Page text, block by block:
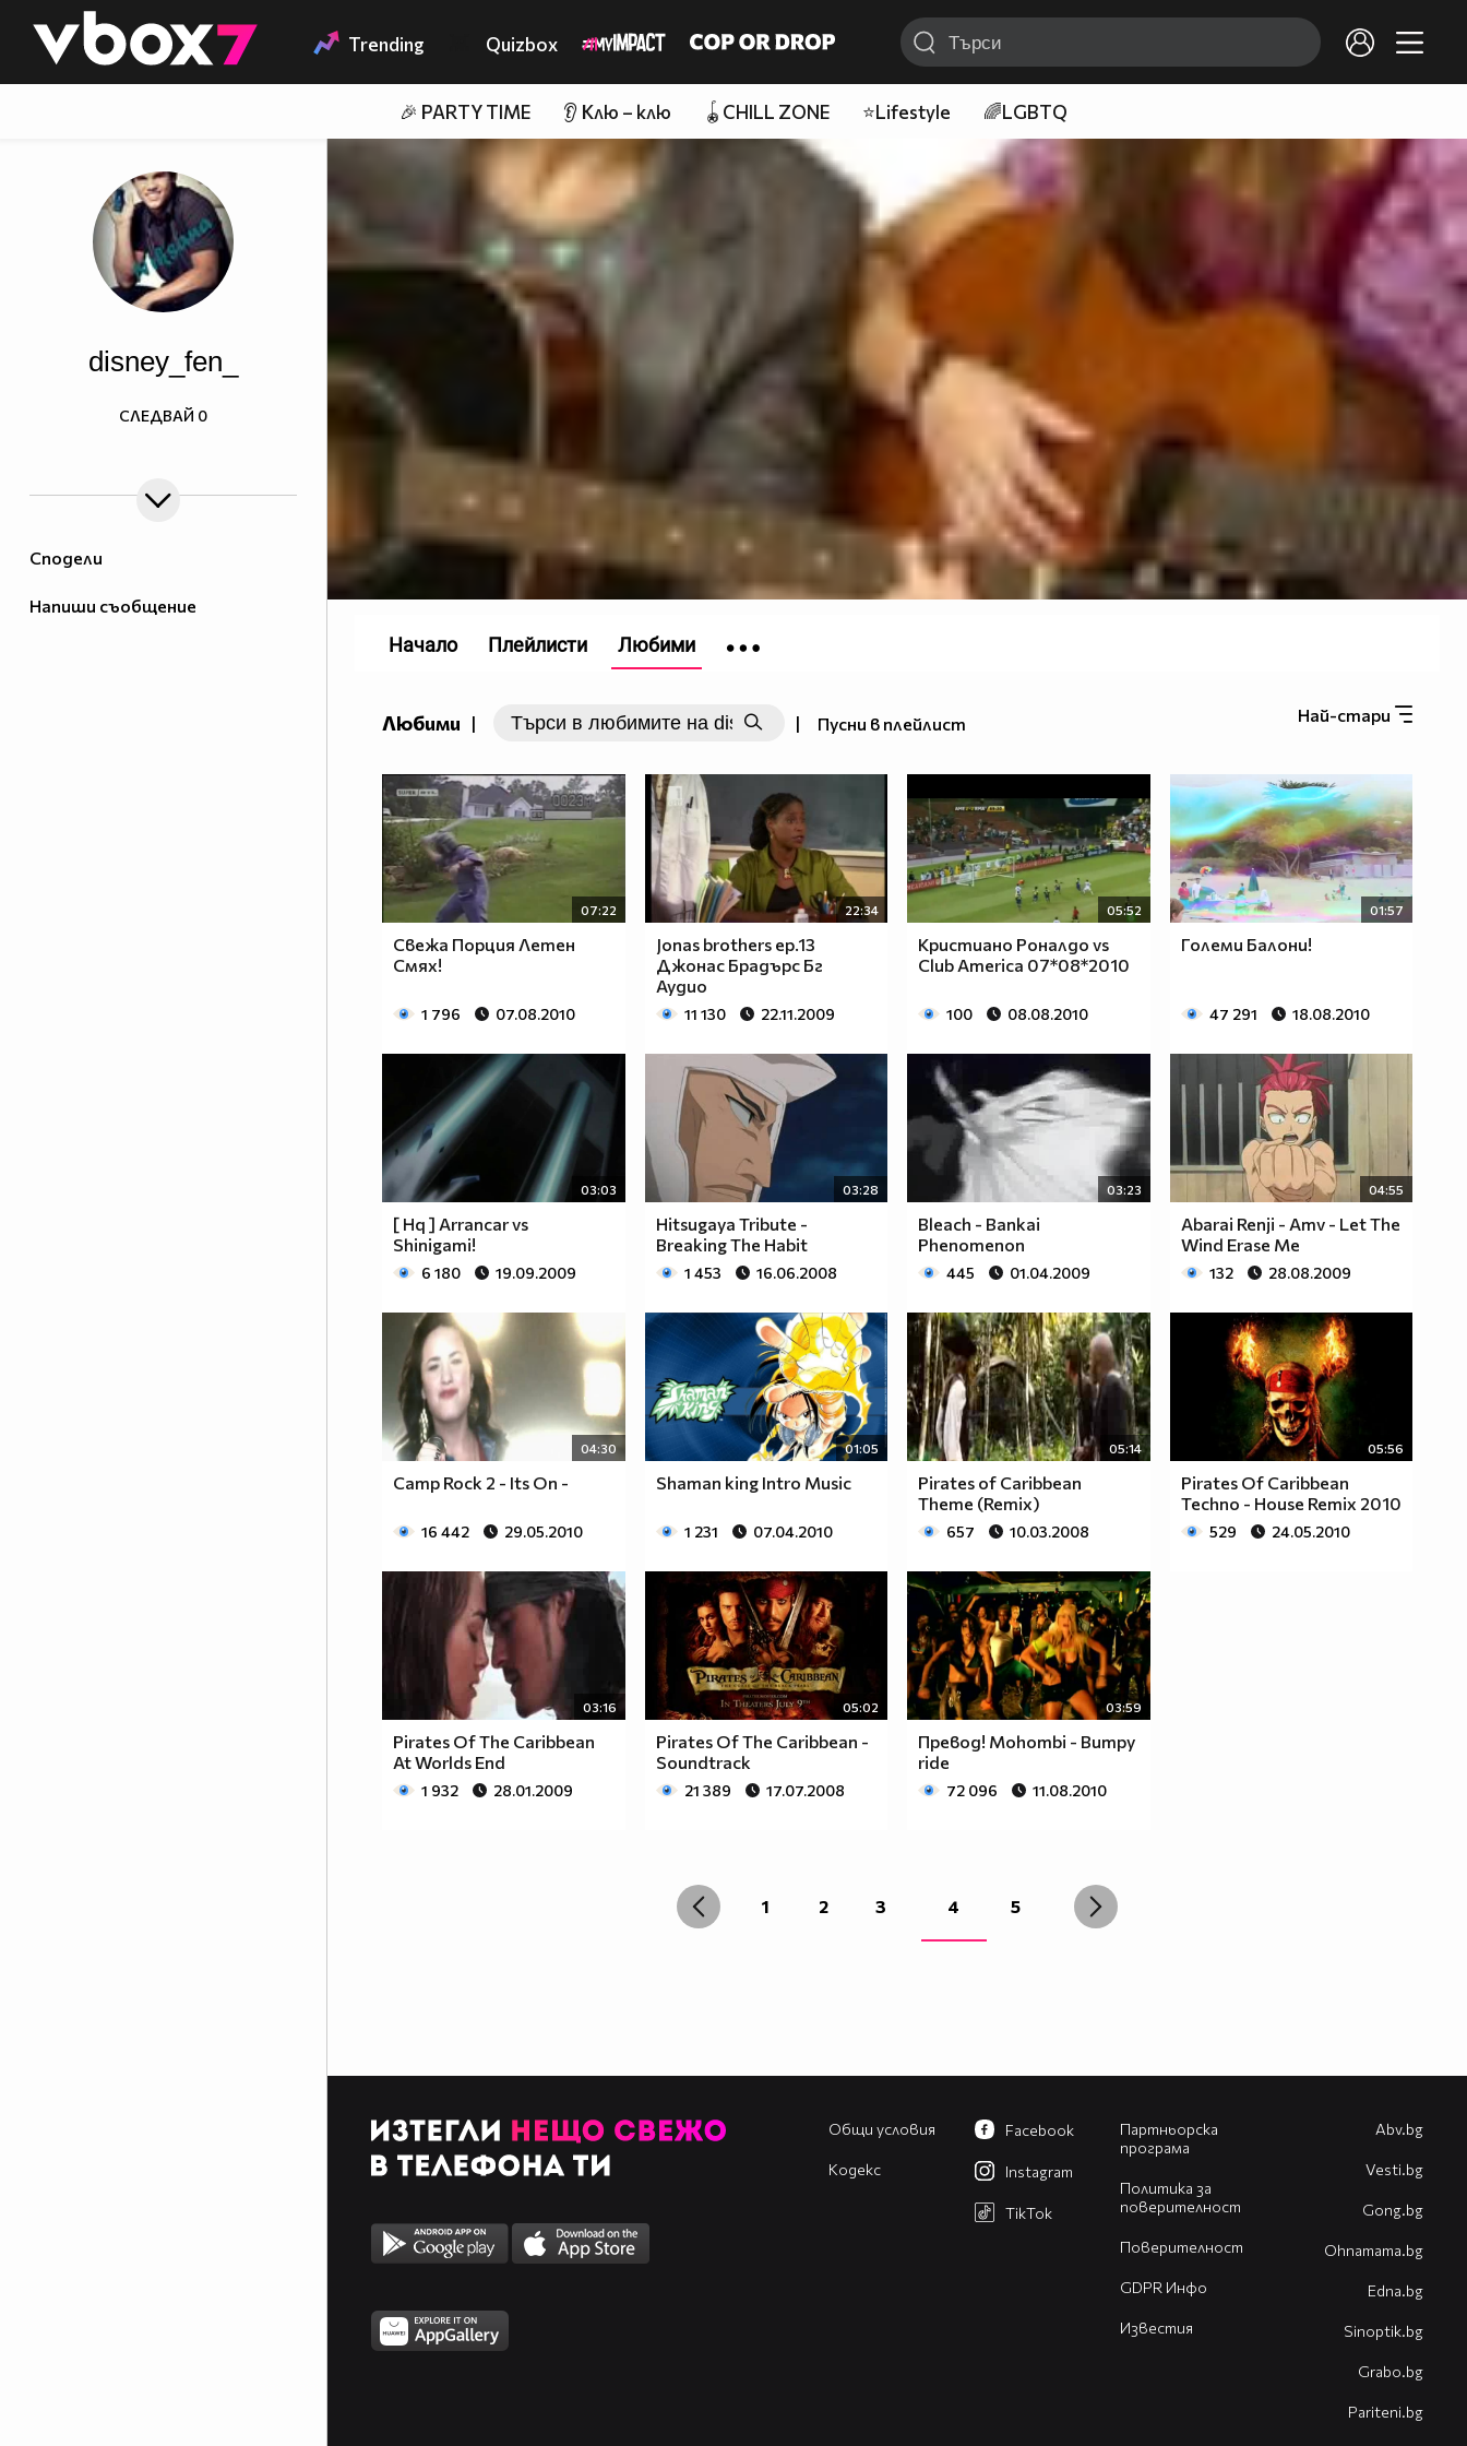
👾 Trending Quizbox
🎉 PARTY TIME 👂 Клю – клю 🪀CHILL ZONE ⭐Lifestyle 🌈LGBTQ
Сподели
Напиши съобщение
disney_fen_
СЛЕДВАЙ 0
Любими | | Пусни в плейлист Най-стари
07:22
Свежа Порция Летен
Смях!
1 796 07.08.2010
22:34
Jonas brothers ep.13
Джонас Брадърс Бг
Аудио
11 130 22.11.2009
05:52
Кристиано Роналдо vs
Club America 07*08*2010
100 08.08.2010
01:57
Големи Балони!
47 291 18.08.2010
03:03
[ Hq ] Arrancar vs
Shinigami!
6 180 19.09.2009
03:28
Hitsugaya Tribute -
Breaking The Habit
1 453 16.06.2008
03:23
Bleach - Bankai
Phenomenon
445 01.04.2009
04:55
Abarai Renji - Amv - Let The
Wind Erase Me
132 28.08.2009
04:30
Camp Rock 2 - Its On -
16 442 29.05.2010
01:05
Shaman king Intro Music
1 231 07.04.2010
05:14
Pirates of Caribbean
Theme (Remix)
657 10.03.2008
05:56
Pirates Of Caribbean
Techno - House Remix 2010
529 24.05.2010
03:16
Pirates Of The Caribbean
At Worlds End
1 932 28.01.2009
05:02
Pirates Of The Caribbean -
Soundtrack
21 389 17.07.2008
03:59
Превод! Mohombi - Bumpy
ride
72 096 11.08.2010
1 2 3 4 5
Начало Плейлисти Любими
Общи условия
Кодекс
Партньорска
програма
Политика за
поверителност
Поверителност
GDPR Инфо
Известия
Facebook
Instagram
TikTok
Abv.bg
Vesti.bg
Gong.bg
Оhnamama.bg
Edna.bg
Sinoptik.bg
Grabo.bg
Pariteni.bg